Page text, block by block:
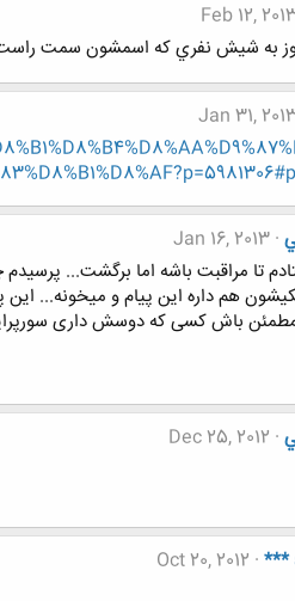
Feb 12,
به شيش نفري كه اسمشون سمت راست
Jan 31,
Jan 16, 2013
باش کسی که دوسش داری
Dec 25, 2012
***
Oct 20, 2012